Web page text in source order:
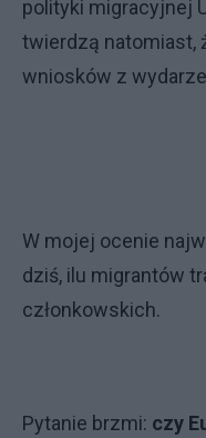
polityki migracyjnej
twierdzą natomiast,
wniosków z
W mojej ocenie
dziś, ilu migrantów
członkowskich.
Pytanie brzmi: czy